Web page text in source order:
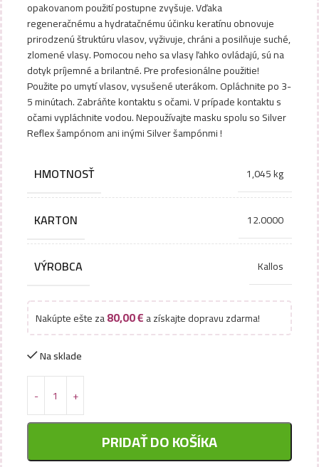
opakovanom použití postupne zvyšuje. Vďaka
regeneračnému a hydratačnému účinku keratínu obnovuje
prirodzenú štruktúru vlasov, vyživuje, chráni a posilňuje suché,
zlomené vlasy. Pomocou neho sa vlasy ľahko ovládajú, sú na
dotyk príjemné a brilantné. Pre profesionálne použitie!
Použite po umytí vlasov, vysušené uterákom. Opláchnite po 3-
5 minútach. Zabráňte kontaktu s očami. V prípade kontaktu s
očami vypláchnite vodou. Nepoužívajte masku spolu so Silver
Reflex šampónom ani inými Silver šampónmi !
HMOTNOSŤ 1,045 kg
KARTON 12.0000
VÝROBCA Kallos
Nakúpte ešte za80,00€a získajte dopravu zdarma!
Na sklade
PRIDAŤ DO KOŠÍKA